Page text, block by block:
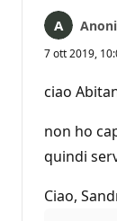
7 ott 2019,
ciao
non ho
quindi
Ciao,